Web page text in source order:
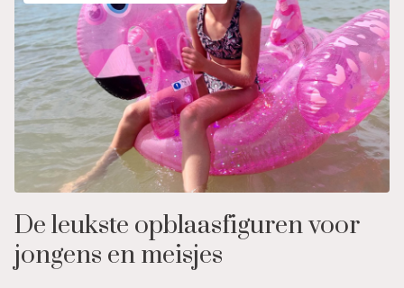
De leukste opblaasfiguren voor
jongens en meisjes